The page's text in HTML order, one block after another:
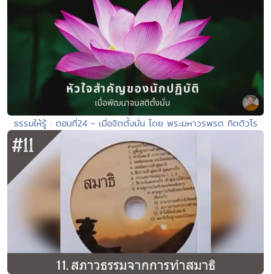
ธรรมให้รู้ : ตอนที่24 - เมื่อจิตตั้งมั่น โดย พระมหาวรพรต กิตติวโร